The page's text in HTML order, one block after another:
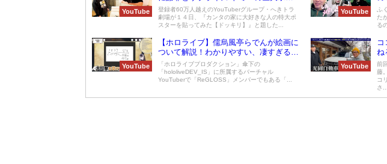
YouTube
ターをプレゼント
登録者60万人越えのYouTuberグループ・へきトラ
劇場が１４日、『カンタの家に大好きな人の特大ポ
スターを貼ってみた【ドッキリ】』と題した...
YouTube
ふ
た
る
YouTube
【ホロライブ】儒烏風亭らでんが絵画に
ついて解説！わかりやすい、凄すぎると
話題に！
「ホロライブプロダクション」傘下の
「hololiveDEV_IS」に所属するバーチャル
YouTuberで「ReGLOSS」メンバーでもある「...
YouTube
ね
前
藤
コ
さ...